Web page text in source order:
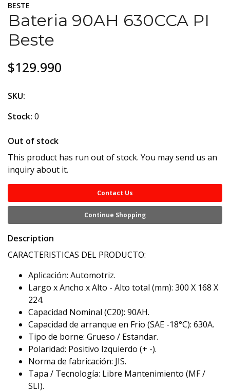
BESTE
Bateria 90AH 630CCA PI
Beste
$129.990
SKU:
Stock: 0
Out of stock
This product has run out of stock. You may send us an
inquiry about it.
Contact Us
Continue Shopping
Description
CARACTERISTICAS DEL PRODUCTO:
Aplicación: Automotriz.
Largo x Ancho x Alto - Alto total (mm): 300 X 168 X
224.
Capacidad Nominal (C20): 90AH.
Capacidad de arranque en Frio (SAE -18°C): 630A.
Tipo de borne: Grueso / Estandar.
Polaridad: Positivo Izquierdo (+ -).
Norma de fabricación: JIS.
Tapa / Tecnología: Libre Mantenimiento (MF /
SLI).